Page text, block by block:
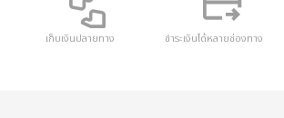
เก็บเงินปลายทาง ชำระเงินได้หลายช่องทาง